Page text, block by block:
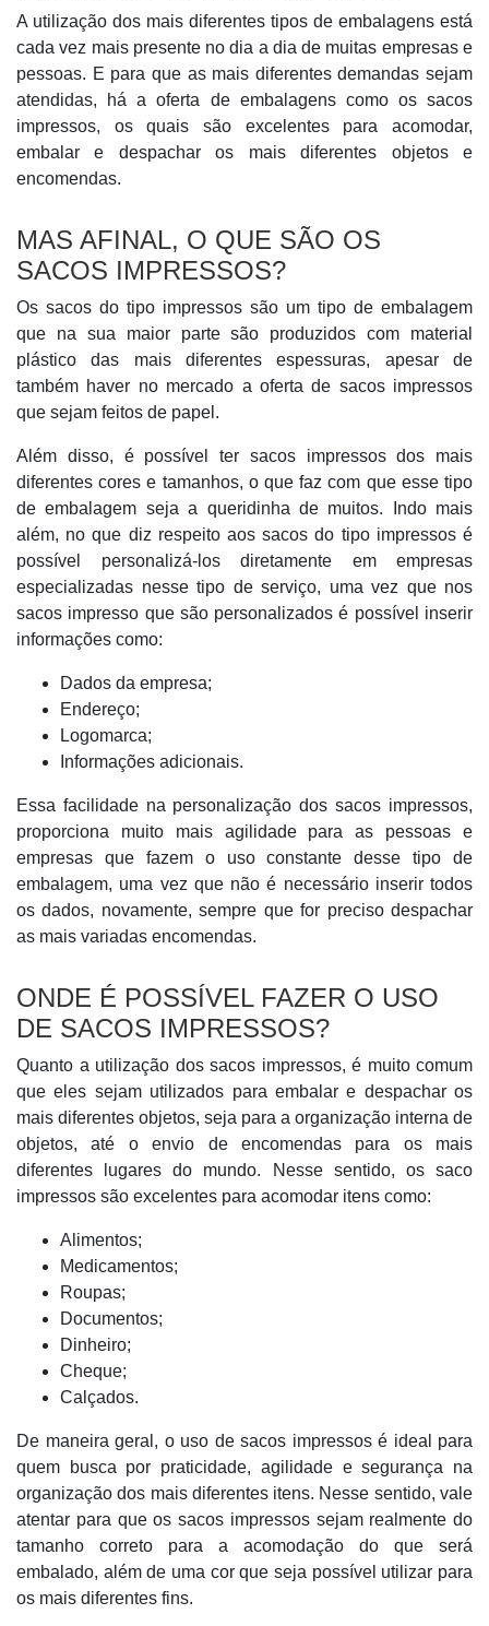
A utilização dos mais diferentes tipos de embalagens está
cada vez mais presente no dia a dia de muitas empresas e
pessoas. E para que as mais diferentes demandas sejam
atendidas, há a oferta de embalagens como os sacos
impressos, os quais são excelentes para acomodar,
embalar e despachar os mais diferentes objetos e
encomendas.
MAS AFINAL, O QUE SÃO OS
SACOS IMPRESSOS?
Os sacos do tipo impressos são um tipo de embalagem
que na sua maior parte são produzidos com material
plástico das mais diferentes espessuras, apesar de
também haver no mercado a oferta de sacos impressos
que sejam feitos de papel.
Além disso, é possível ter sacos impressos dos mais
diferentes cores e tamanhos, o que faz com que esse tipo
de embalagem seja a queridinha de muitos. Indo mais
além, no que diz respeito aos sacos do tipo impressos é
possível personalizá-los diretamente em empresas
especializadas nesse tipo de serviço, uma vez que nos
sacos impresso que são personalizados é possível inserir
informações como:
Dados da empresa;
Endereço;
Logomarca;
Informações adicionais.
Essa facilidade na personalização dos sacos impressos,
proporciona muito mais agilidade para as pessoas e
empresas que fazem o uso constante desse tipo de
embalagem, uma vez que não é necessário inserir todos
os dados, novamente, sempre que for preciso despachar
as mais variadas encomendas.
ONDE É POSSÍVEL FAZER O USO
DE SACOS IMPRESSOS?
Quanto a utilização dos sacos impressos, é muito comum
que eles sejam utilizados para embalar e despachar os
mais diferentes objetos, seja para a organização interna de
objetos, até o envio de encomendas para os mais
diferentes lugares do mundo. Nesse sentido, os saco
impressos são excelentes para acomodar itens como:
Alimentos;
Medicamentos;
Roupas;
Documentos;
Dinheiro;
Cheque;
Calçados.
De maneira geral, o uso de sacos impressos é ideal para
quem busca por praticidade, agilidade e segurança na
organização dos mais diferentes itens. Nesse sentido, vale
atentar para que os sacos impressos sejam realmente do
tamanho correto para a acomodação do que será
embalado, além de uma cor que seja possível utilizar para
os mais diferentes fins.